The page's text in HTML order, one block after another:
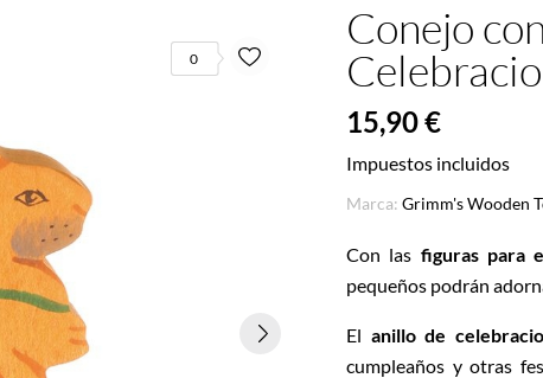
0
Conejo
15,90 €
Impuestos incluidos
Marca: Grimm's Wooden
Con las figuras para
pequeños podrán
El anillo de
cumpleaños y otras